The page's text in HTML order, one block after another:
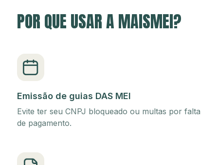
POR QUE USAR A MAISMEI?
Emissão de guias DAS MEI
Evite ter seu CNPJ bloqueado ou multas por falta
de pagamento.